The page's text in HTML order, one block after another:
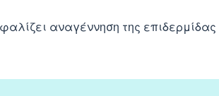
αναγέννηση της